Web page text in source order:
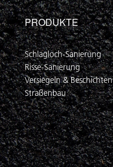
PRODUKTE
Schlagloch-Sanierung
Risse-Sanierung
Versiegeln & Beschichten
Straßenbau